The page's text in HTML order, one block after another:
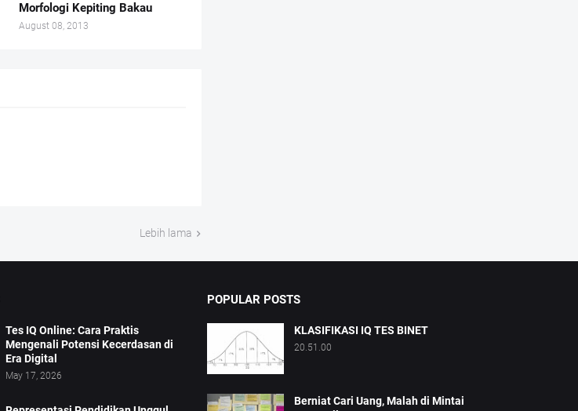
Morfologi Kepiting Bakau
August 08, 2013
Lebih lama
Tes IQ Online: Cara Praktis
Mengenali Potensi Kecerdasan di
Era Digital
May 17, 2026
POPULAR POSTS
KLASIFIKASI IQ TES BINET
20.51.00
Berniat Cari Uang, Malah di Mintai